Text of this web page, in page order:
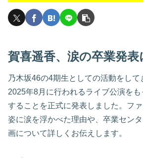
賀喜遥香、涙の卒業発表
乃木坂46の4期生としての活動をして
2025年8月に行われるライブ公演を
することを正式に発表しました。フ
姿に涙を浮かべた理由や、卒業セン
画について詳しくお伝えします。